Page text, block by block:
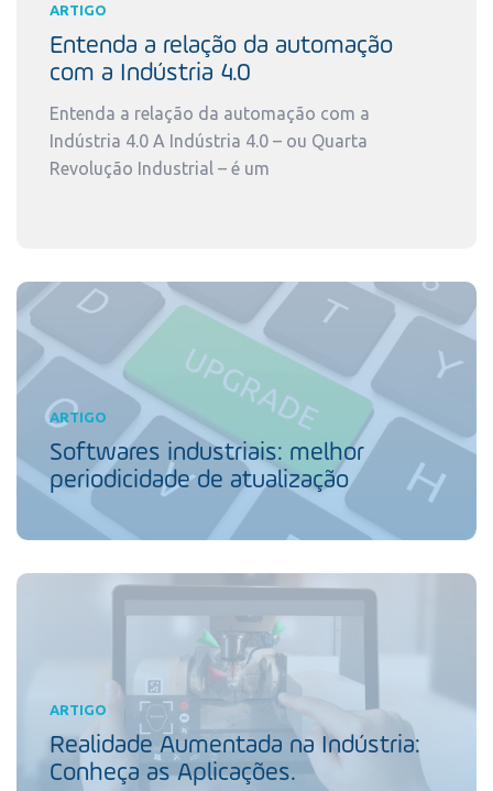
ARTIGO
Entenda a relação da automação
com a Indústria 4.0
Entenda a relação da automação com a
Indústria 4.0 A Indústria 4.0 – ou Quarta
Revolução Industrial – é um
ARTIGO
Softwares industriais: melhor
periodicidade de atualização
ARTIGO
Realidade Aumentada na Indústria:
Conheça as Aplicações.